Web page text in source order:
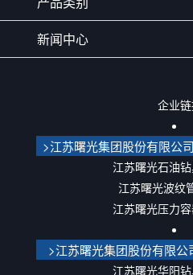
新闻中心
企业
>江苏曙光集团股份有限公
江苏曙光石油
江苏曙光波纹
江苏曙光压力
>江苏曙光集团股份有限公
江苏曙光华阳